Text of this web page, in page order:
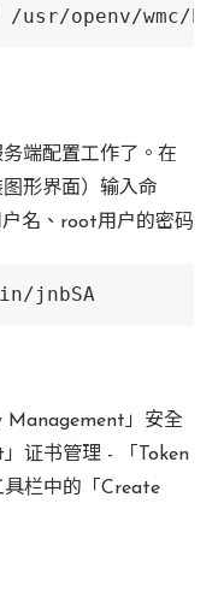
/usr/openv/wmc/
端配置工作了。在
形界面）输入命
名、root用户的密码
jnbSA
Management」安全
证书管理 - 「Token
栏中的「Create